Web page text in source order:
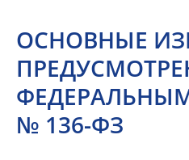
ОСНОВНЫЕ
№ 136-ФЗ